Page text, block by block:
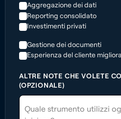
Aggregazione dei dati
Reporting consolidato
Investimenti privati
Gestione dei documenti
Esperienza del cliente
ALTRE NOTE CHE VOLETE
(OPZIONALE)